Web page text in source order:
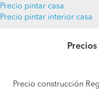
Precio pintar casa
Precio pintar interior casa
Precio construcción